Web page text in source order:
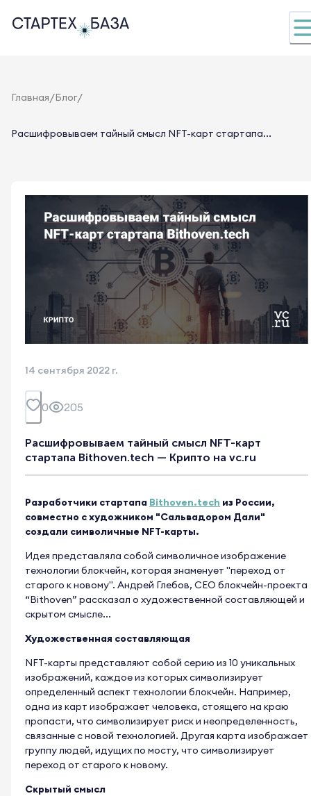
Главная/Блог/
Расшифровываем тайный смысл NFT-карт стартапа...
14 сентября 2022 г.
0 205
Расшифровываем тайный смысл NFT-карт
стартапа Bithoven.tech — Крипто на vc.ru
Разработчики стартапа Bithoven.tech из России,
совместно с художником "Сальвадором Дали"
создали символичные NFT-карты.
Идея представляла собой символичное изображение
технологии блокчейн, которая знаменует "переход от
старого к новому". Андрей Глебов, СЕО блокчейн-проекта
“Bithoven” рассказал о художественной составляющей и
скрытом смысле...
Художественная составляющая
NFT-карты представляют собой серию из 10 уникальных
изображений, каждое из которых символизирует
определенный аспект технологии блокчейн. Например,
одна из карт изображает человека, стоящего на краю
пропасти, что символизирует риск и неопределенность,
связанные с новой технологией. Другая карта изображает
группу людей, идущих по мосту, что символизирует
переход от старого к новому.
Скрытый смысл